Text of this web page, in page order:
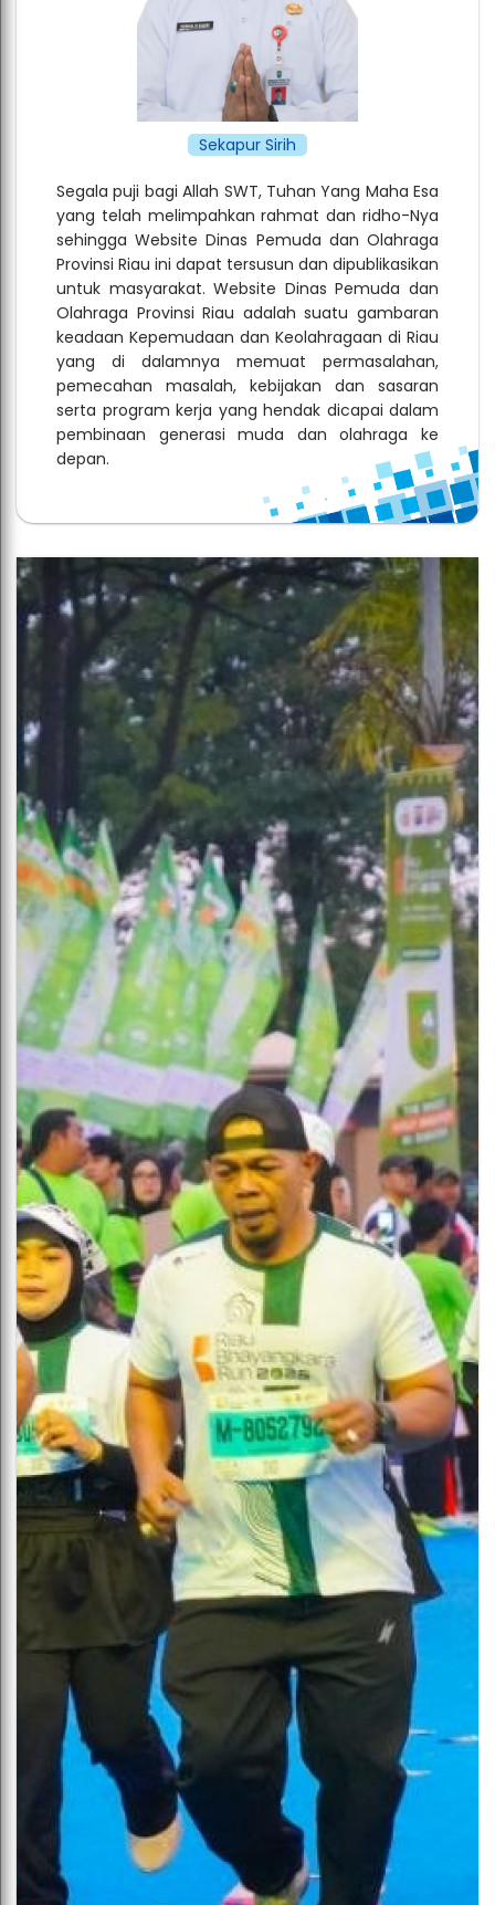
Sekapur Sirih
Segala puji bagi Allah SWT, Tuhan Yang Maha Esa
yang telah melimpahkan rahmat dan ridho-Nya
sehingga Website Dinas Pemuda dan Olahraga
Provinsi Riau ini dapat tersusun dan dipublikasikan
untuk masyarakat. Website Dinas Pemuda dan
Olahraga Provinsi Riau adalah suatu gambaran
keadaan Kepemudaan dan Keolahragaan di Riau
yang di dalamnya memuat permasalahan,
pemecahan masalah, kebijakan dan sasaran
serta program kerja yang hendak dicapai dalam
pembinaan generasi muda dan olahraga ke
depan.